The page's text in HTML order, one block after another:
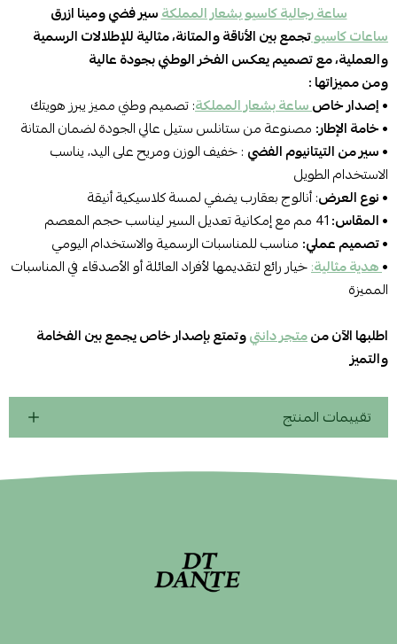
ساعة رجالية كاسيو بشعار المملكةسير فضي ومينا ازرق
ساعات كاسيوتجمع بين الأناقة والمتانة، مثالية للإطلالات الرسمية
والعملية، مع تصميم يعكس الفخر الوطني بجودة عالية
ومن مميزاتها :
• إصدار خاصساعة بشعار المملكة: تصميم وطني مميز يبرز هويتك
• خامة الإطار: مصنوعة من ستانلس ستيل عالي الجودة لضمان المتانة
• سير من التيتانيوم الفضي : خفيف الوزن ومريح على اليد، يناسب
الاستخدام الطويل
• نوع العرض: أنالوج بعقارب يضفي لمسة كلاسيكية أنيقة
• المقاس:41 مم مع إمكانية تعديل السير ليناسب حجم المعصم
• تصميم عملي: مناسب للمناسبات الرسمية والاستخدام اليومي
•هدية مثالية:خيار رائع لتقديمها لأفراد العائلة أو الأصدقاء في المناسبات
المميزة
اطلبها الآن منمتجر دانتيوتمتع بإصدار خاص يجمع بين الفخامة
والتميز
تقييمات المنتج